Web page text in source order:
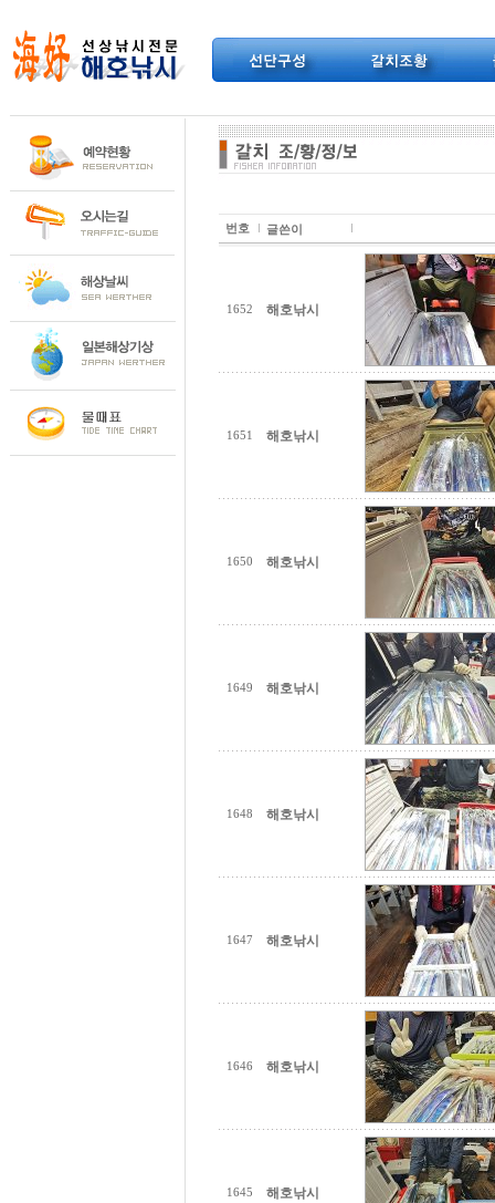
번호 글쓴이
1652 해호낚시
1651 해호낚시
1650 해호낚시
1649 해호낚시
1648 해호낚시
1647 해호낚시
1646 해호낚시
1645 해호낚시